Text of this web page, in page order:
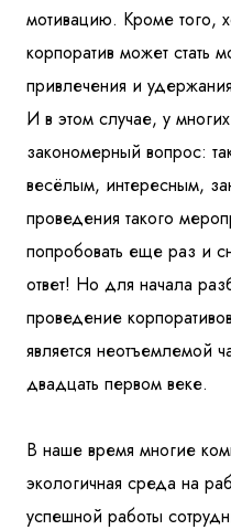
мотивацию. Кроме того,
корпоратив может стать
привлечения и
И в этом случае, у
закономерный вопрос:
весёлым, интересным,
проведения такого
попробовать еще раз и
ответ! Но для начала
проведение
является неотъемлемой
двадцать первом веке.
В наше время многие
экологичная среда на
успешной работы